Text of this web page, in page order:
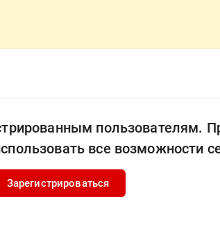
пользователям.
все возможности
Зарегистрироваться